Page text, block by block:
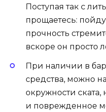
Поступая так с
прощаетесь:
прочность
вскоре он просто
При наличии в
средства, можно
окружности ската,
и поврежденное